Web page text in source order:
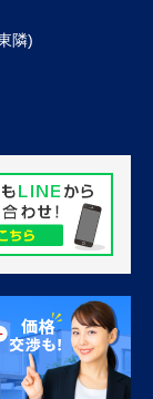
隣)